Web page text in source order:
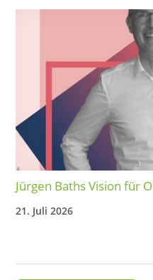
Jürgen Baths Vision für
21. Juli 2026